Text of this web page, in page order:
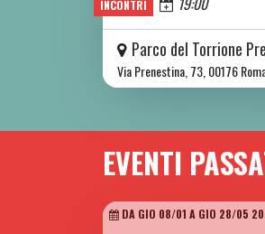
INCONTRI
Parco del Torrione
Via Prenestina, 73, 00176
EVENTI
DA GIO 08/01 A GIO 28/05